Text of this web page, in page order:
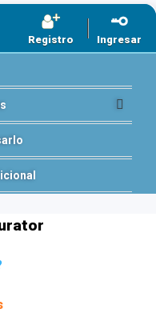
Registro Ingresar